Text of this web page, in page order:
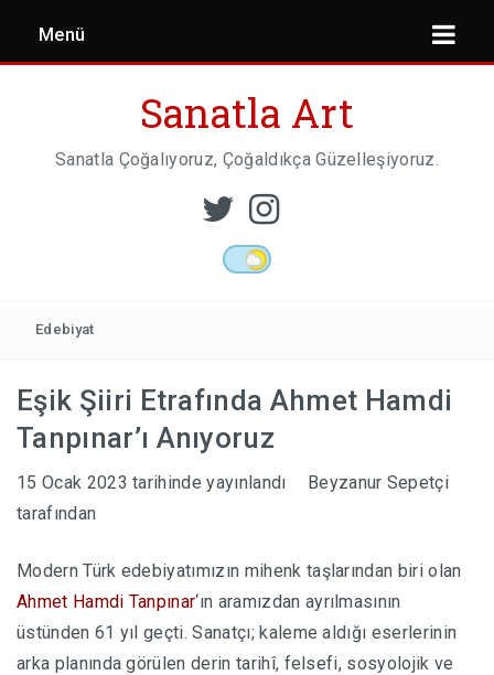
Menü
MIMARI
Sanatla Art
Sanatla Çoğalıyoruz, Çoğaldıkça Güzelleşiyoruz.
Edebiyat
Eşik Şiiri Etrafında Ahmet Hamdi
Tanpınar’ı Anıyoruz
15 Ocak 2023 tarihinde yayınlandı
Beyzanur Sepetçi
tarafından
Modern Türk edebiyatımızın mihenk taşlarından biri olan
Ahmet Hamdi Tanpınar‘ın aramızdan ayrılmasının
üstünden 61 yıl geçti. Sanatçı; kaleme aldığı eserlerinin
arka planında görülen derin tarihî, felsefi, sosyolojik ve